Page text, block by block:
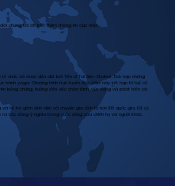
chúng tôi để biết thêm thông tin cập nhật:
tổ chức và được dẫn dắt bởi Tiến sĩ Tal Ben-Shahar, tích hợp những
hành yoga. Chương trình trực tuyến độc đáo này kết hợp trí tuệ cổ
bằng chứng, hướng đến việc chữa lành, vận động và phát triển cá
hỗ trợ gồm sinh viên và chuyên gia đến từ hơn 100 quốc gia, tất cả
tác động ý nghĩa trong cuộc sống của chính họ và người khác.